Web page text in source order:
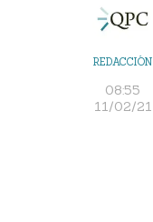
REDACCIÓN
08:55
11/02/21